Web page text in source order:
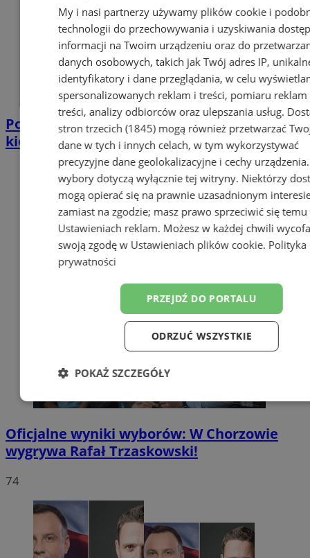
Policjant po służbie zatrzymał pijanego
kierowcę. Miał prawie 2 promile
Oficjalne wyniki wyborów: W Chorzowie
wygrywa Rafał Trzaskowski!
74
My i nasi partnerzy używamy plików cookie i
technologii do przechowywania i uzyskiwania
informacji na Twoim urządzeniu oraz do
danych osobowych, takich jak Twój adres IP,
identyfikatory i dane przeglądania, w celu
spersonalizowanych reklam i treści, pomiaru reklam
treści, analizy odbiorców oraz ulepszania usług.
stron trzecich (1845)mogą również przetwarzać
dane w tych i innych celach, w tym wykorzystywać
precyzyjne dane geolokalizacyjne i cechy
wybory dotyczą wyłącznie tej witryny. Niektórzy
mogą opierać się na prawnie uzasadnionym
zamiast na zgodzie; masz prawo sprzeciwić się temu
Ustawieniach reklam. Możesz w każdej chwili
swoją zgodę w Ustawieniach plików cookie. Polityka
prywatności
PRZEJDŹ DO PORTALU
ODRZUĆ WSZYSTKIE
POKAŻ SZCZEGÓŁY
Niezbędne Wydajność
Funkcjonalność
Niezbędne Wydajność Targetowanie